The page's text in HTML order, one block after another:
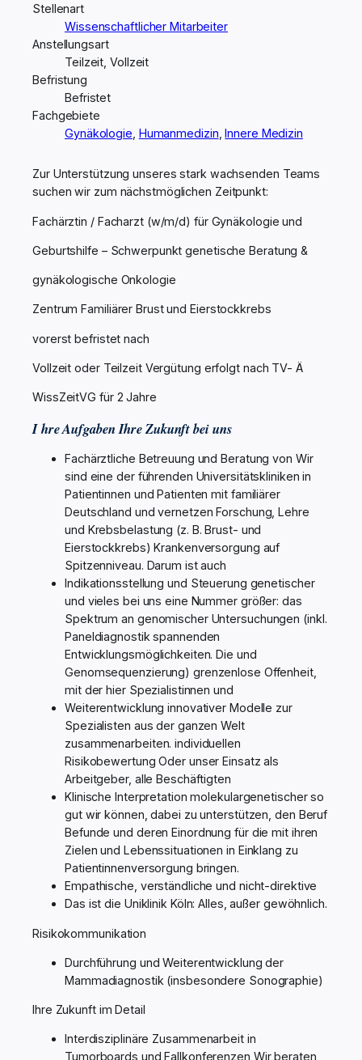
Stellenart
Wissenschaftlicher Mitarbeiter
Anstellungsart
Teilzeit, Vollzeit
Befristung
Befristet
Fachgebiete
Gynäkologie Humanmedizin ,Innere Medizin
Zur Unterstützung unseres stark wachsenden Teams
suchen wir zum nächstmöglichen Zeitpunkt:
Fachärztin / Facharzt (w/m/d) für Gynäkologie und
Geburtshilfe – Schwerpunkt genetische Beratung &
gynäkologische Onkologie
Zentrum Familiärer Brust und Eierstockkrebs
vorerst befristet nach
Vollzeit oder Teilzeit Vergütung erfolgt nach TV- Ä
WissZeitVG für 2 Jahre
I hre Aufgaben Ihre Zukunft bei uns
Fachärztliche Betreuung und Beratung von Wir
sind eine der führenden Universitätskliniken in
Patientinnen und Patienten mit familiärer
Deutschland und vernetzen Forschung, Lehre
und Krebsbelastung (z. B. Brust- und
Eierstockkrebs) Krankenversorgung auf
Spitzenniveau. Darum ist auch
Indikationsstellung und Steuerung genetischer
und vieles bei uns eine Nummer größer: das
Spektrum an genomischer Untersuchungen (inkl.
Paneldiagnostik spannenden
Entwicklungsmöglichkeiten. Die und
Genomsequenzierung) grenzenlose Offenheit,
mit der hier Spezialistinnen und
Weiterentwicklung innovativer Modelle zur
Spezialisten aus der ganzen Welt
zusammenarbeiten. individuellen
Risikobewertung Oder unser Einsatz als
Arbeitgeber, alle Beschäftigten
Klinische Interpretation molekulargenetischer so
gut wir können, dabei zu unterstützen, den Beruf
Befunde und deren Einordnung für die mit ihren
Zielen und Lebenssituationen in Einklang zu
Patientinnenversorgung bringen.
Empathische, verständliche und nicht-direktive
Das ist die Uniklinik Köln: Alles, außer gewöhnlich.
Risikokommunikation
Durchführung und Weiterentwicklung der
Mammadiagnostik (insbesondere Sonographie)
Ihre Zukunft im Detail
Interdisziplinäre Zusammenarbeit in
Tumorboards und Fallkonferenzen Wir beraten